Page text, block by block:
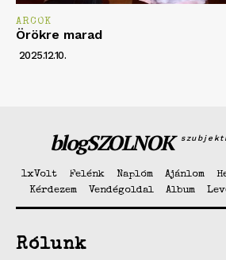
ARCOK
Örökre marad
2025.12.10.
blogSZOLNOK
1xVolt Felénk Naplóm Ajánlom
Kérdezem
Vendégoldal Album
Rólunk